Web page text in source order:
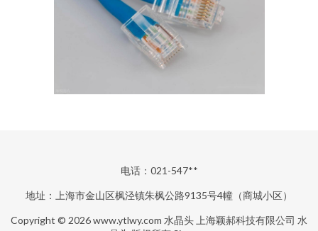
电话：021-547**
地址：上海市金山区枫泾镇朱枫公路9135号4幢（商城小区）
Copyright © 2026www.ytlwy.com 水晶头 上海颖郝科技有限公司 水